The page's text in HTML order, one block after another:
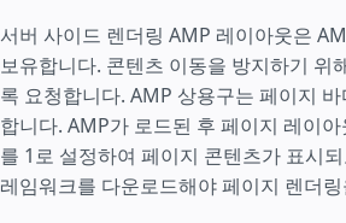
서버 사이드 렌더링 AMP 레이아웃은
보유합니다. 콘텐츠 이동을 방지하기 위
록 요청합니다. AMP 상용구는 페이지
합니다. AMP가 로드된 후 페이지 레이
를 1로 설정하여 페이지 콘텐츠가 표시
레임워크를 다운로드해야 페이지 렌더